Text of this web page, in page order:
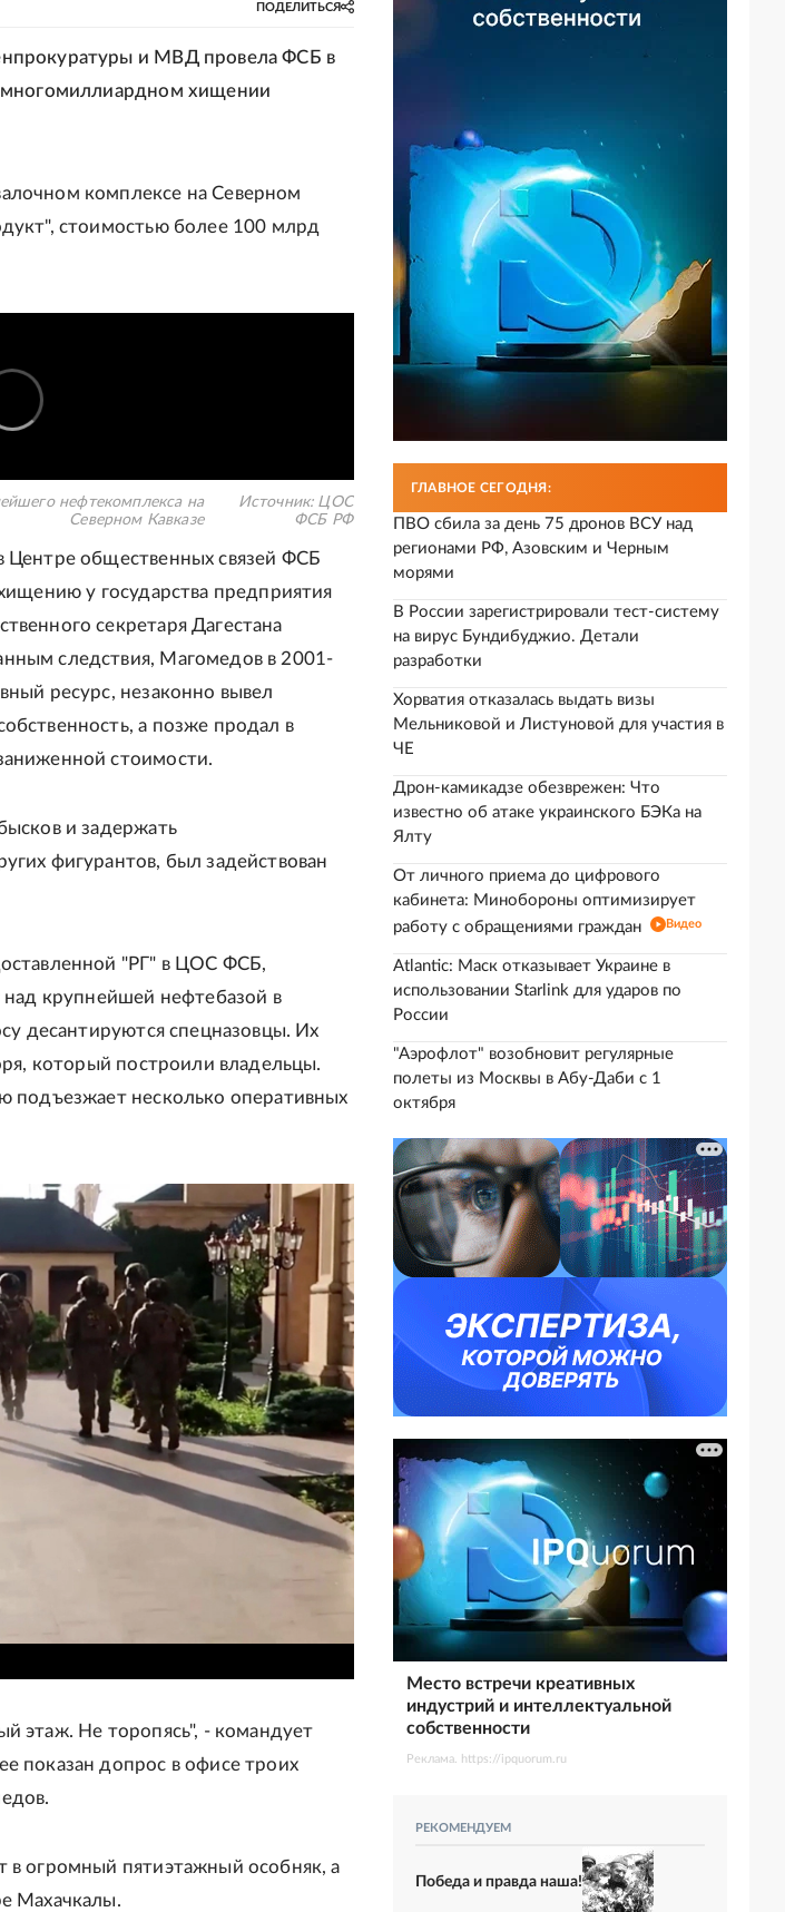
ПОДЕЛИТЬСЯ
и МВД провела ФСБ в
многомиллиардном хищении
комплексе на Северном
стоимостью более 100 млрд
нефтекомплекса на
Северном Кавказе
Источник: ЦОС
ФСБ РФ
Центре общественных связей ФСБ
у государства предприятия
секретаря Дагестана
следствия, Магомедов в 2001-
ресурс, незаконно вывел
а позже продал в
стоимости.
и задержать
фигурантов, был задействован
"РГ" в ЦОС ФСБ,
над крупнейшей нефтебазой в
десантируются спецназовцы. Их
который построили владельцы.
подъезжает несколько оперативных
этаж. Не торопясь", - командует
показан допрос в офисе троих
в огромный пятиэтажный особняк, а
Махачкалы.
ГЛАВНОЕ СЕГОДНЯ:
ПВО сбила за день 75 дронов ВСУ над
регионами РФ, Азовским и Черным
морями
В России зарегистрировали тест-систему
на вирус Бундибуджио. Детали
разработки
Хорватия отказалась выдать визы
Мельниковой и Листуновой для участия в
ЧЕ
Дрон-камикадзе обезврежен: Что
известно об атаке украинского БЭКа на
Ялту
От личного приема до цифрового
кабинета: Минобороны оптимизирует
работу с обращениями граждан
Видео
Atlantic: Маск отказывает Украине в
использовании Starlink для ударов по
России
"Аэрофлот" возобновит регулярные
полеты из Москвы в Абу-Даби с 1
октября
Место встречи креативных
индустрий и интеллектуальной
собственности
Реклама. https://ipquorum.ru
РЕКОМЕНДУЕМ
Победа и правда наша!